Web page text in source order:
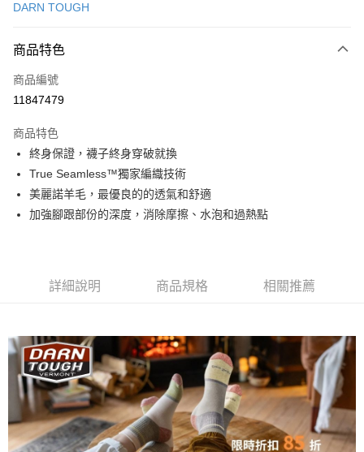
3 期 0 利率 每期
合作金庫商業銀行
上海商業儲蓄銀行
臺灣中小企業銀行
匯豐（台灣）商業銀行
聯邦商業銀行
元大商業銀行
永豐商業銀行
玉山商業銀行
星展（台灣）商業銀行
超商取貨付款
LINE Pay
Apple Pay
ATM付款
運送方式
付款後全家取貨
7-11取貨付款
每筆NT$60，滿NT$490(含以上)免運費
付款後7-11取貨
每筆NT$60，滿NT$490(含以上)免運費
宅配
DARN TOUGH
商品特色
商品編號
11847479
商品特色
終身保證，襪子終身穿破就換
True Seamless™獨家編織技術
美麗諾羊毛，最優良的的透氣和舒適
加強腳跟部份的深度，消除摩擦、水泡和過熱點
詳細說明 商品規格 相關推薦